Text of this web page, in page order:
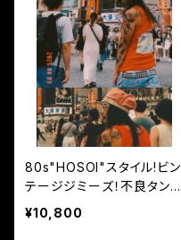
80s"HOSOI"スタイル!ビン
テージジミーズ！不良タンク
トップ!!
¥10,800